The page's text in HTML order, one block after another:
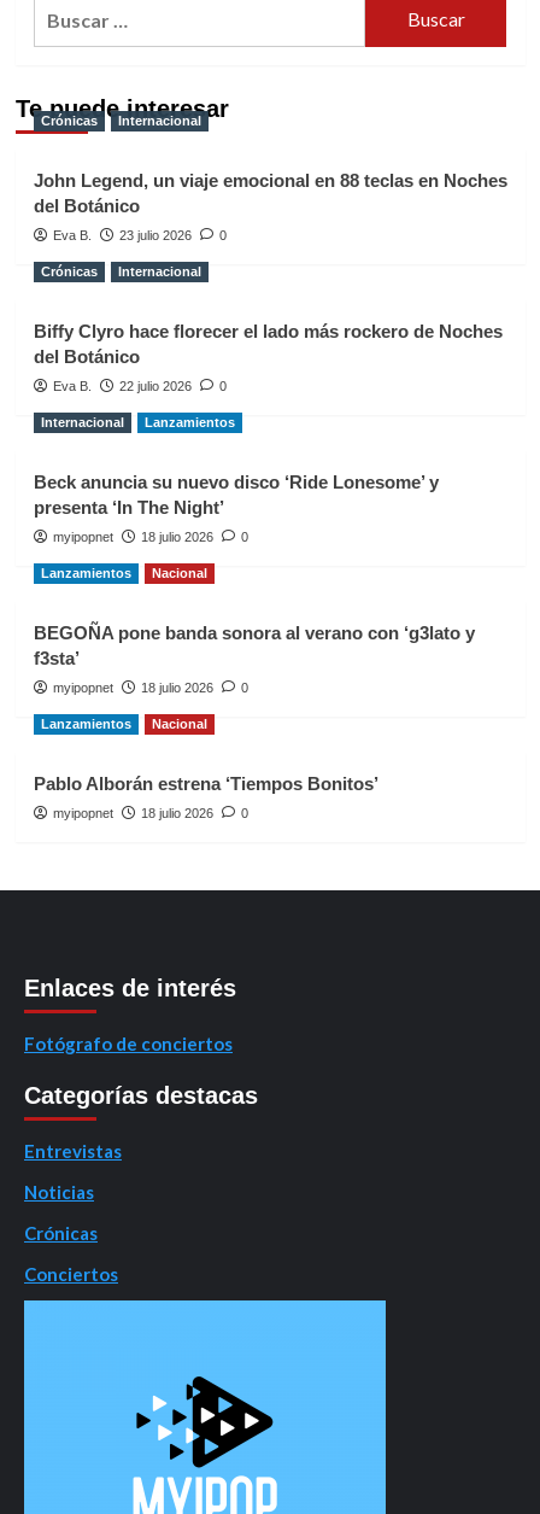
Te puede interesar
Crónicas Internacional
John Legend, un viaje emocional en 88 teclas en Noches
del Botánico
Eva B. 23 julio 2026 0
Crónicas Internacional
Biffy Clyro hace florecer el lado más rockero de Noches
del Botánico
Eva B. 22 julio 2026 0
Internacional Lanzamientos
Beck anuncia su nuevo disco ‘Ride Lonesome’ y
presenta ‘In The Night’
myipopnet 18 julio 2026 0
Lanzamientos Nacional
BEGOÑA pone banda sonora al verano con ‘g3lato y
f3sta’
myipopnet 18 julio 2026 0
Lanzamientos Nacional
Pablo Alborán estrena ‘Tiempos Bonitos’
myipopnet 18 julio 2026 0
Enlaces de interés
Fotógrafo de conciertos
Categorías destacas
Entrevistas
Noticias
Crónicas
Conciertos